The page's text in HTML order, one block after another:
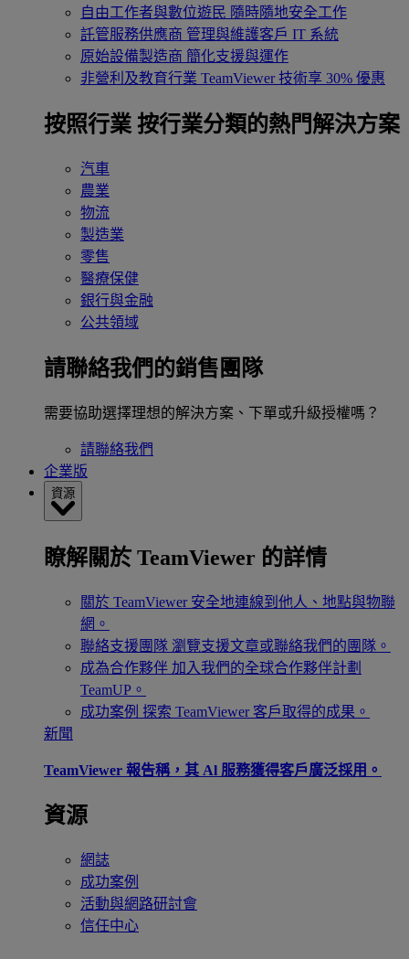
自由工作者與數位遊民 隨時隨地安全工作
託管服務供應商 管理與維護客戶 IT 系統
原始設備製造商 簡化支援與運作
非營利及教育行業 TeamViewer 技術享 30% 優惠
按照行業 按行業分類的熱門解決方案
汽車
農業
物流
製造業
零售
醫療保健
銀行與金融
公共領域
請聯絡我們的銷售團隊
需要協助選擇理想的解決方案、下單或升級授權嗎？
請聯絡我們
企業版
資源
瞭解關於 TeamViewer 的詳情
關於 TeamViewer 安全地連線到他人、地點與物聯
網。
聯絡支援團隊 瀏覽支援文章或聯絡我們的團隊。
成為合作夥伴 加入我們的全球合作夥伴計劃
TeamUP。
成功案例 探索 TeamViewer 客戶取得的成果。
新聞
TeamViewer 報告稱，其 Al 服務獲得客戶廣泛採用。
資源
網誌
成功案例
活動與網路研討會
信任中心